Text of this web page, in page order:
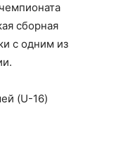
сборная
с одним из
(U-16)